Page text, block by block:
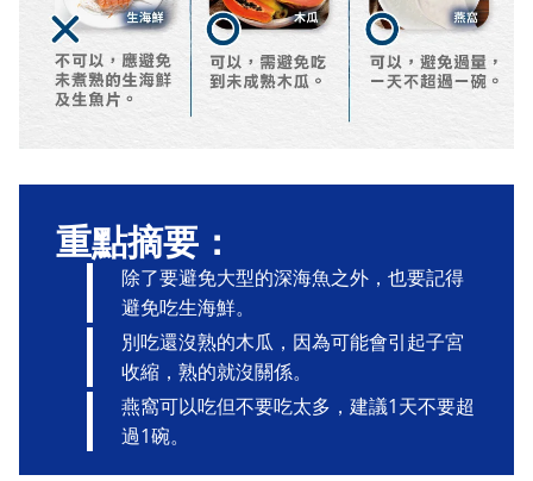
重點摘要：
除了要避免大型的深海魚之外，也要記得
避免吃生海鮮。
別吃還沒熟的木瓜，因為可能會引起子宮
收縮，熟的就沒關係。
燕窩可以吃但不要吃太多，建議1天不要超
過1碗。